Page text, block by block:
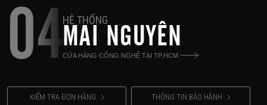
04HỆ THỐNG
MAI NGUYÊN
CỬA HÀNG CÔNG NGHỆ TẠI TP.HCM
KIỂM TRA ĐƠN HÀNG THÔNG TIN BẢO HÀNH